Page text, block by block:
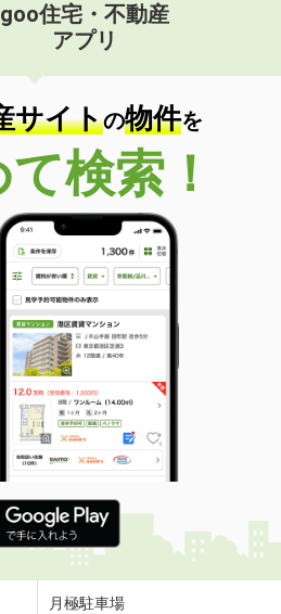
goo住宅・不動産
アプリ
サイトの物件を
検索！
月極駐車場